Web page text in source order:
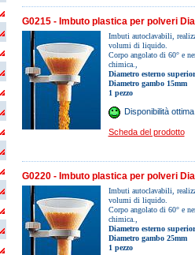
G0215 - Imbuto plastica per polveri
Imbuti autoclavabili,
volumi di liquido.
Corpo angolato di 60° e
chimica.,
Diametro esterno
Diametro gambo 15mm
1 pezzo
Disponibilità ottima
Scheda del prodotto
G0220 - Imbuto plastica per polveri
Imbuti autoclavabili,
volumi di liquido.
Corpo angolato di 60° e
chimica.,
Diametro esterno
Diametro gambo 25mm
1 pezzo